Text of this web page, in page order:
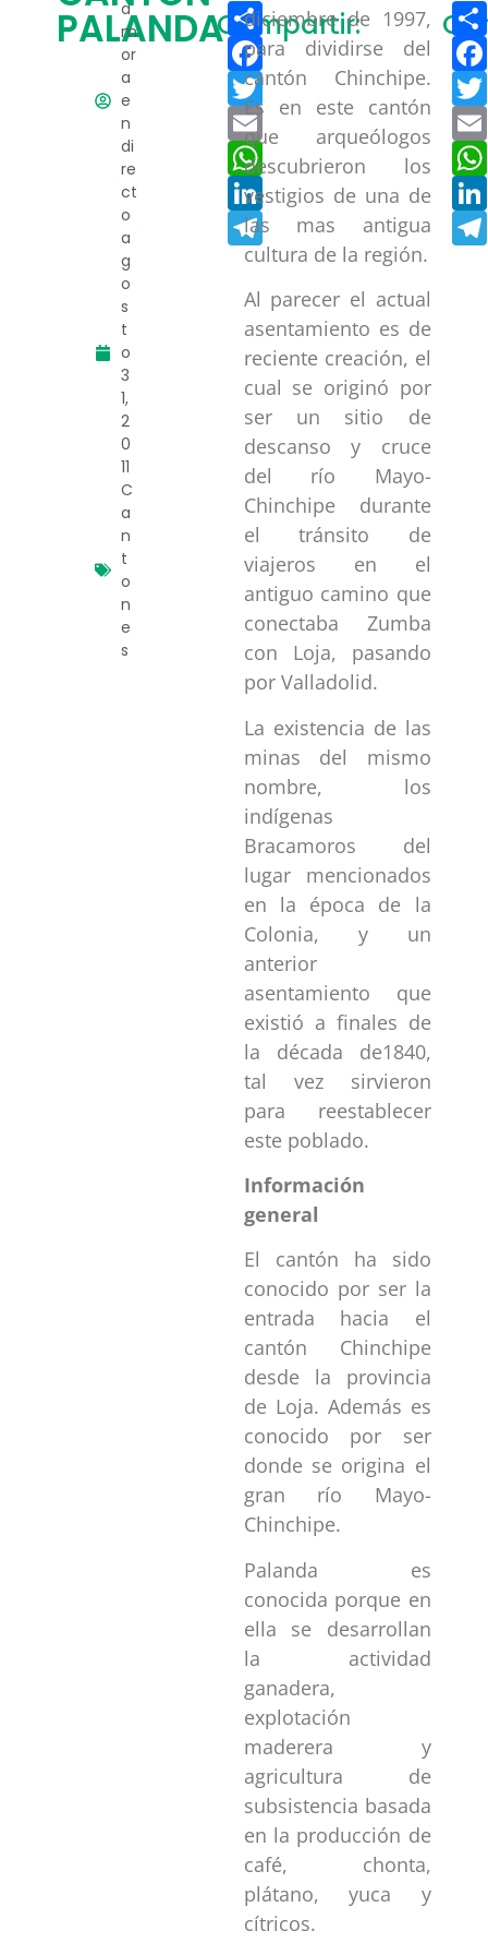
PALANDA
a
m
or
a
e
n
di
re
ct
o
a
g
o
s
t
o
3
1,
2
0
11
C
a
n
t
o
n
e
s
Compartir:
Compartir
Facebook
Twitter
Email
WhatsApp
LinkedIn
Telegram
diciembre de 1997,
para dividirse del
cantón Chinchipe.
Es en este cantón
que arqueólogos
descubrieron los
vestigios de una de
las mas antigua
cultura de la región.
Al parecer el actual
asentamiento es de
reciente creación, el
cual se originó por
ser un sitio de
descanso y cruce
del río Mayo-
Chinchipe durante
el tránsito de
viajeros en el
antiguo camino que
conectaba Zumba
con Loja, pasando
por Valladolid.
La existencia de las
minas del mismo
nombre, los
indígenas
Bracamoros del
lugar mencionados
en la época de la
Colonia, y un
anterior
asentamiento que
existió a finales de
la década de1840,
tal vez sirvieron
para reestablecer
este poblado.
Información
general
El cantón ha sido
conocido por ser la
entrada hacia el
cantón Chinchipe
desde la provincia
de Loja. Además es
conocido por ser
donde se origina el
gran río Mayo-
Chinchipe.
Palanda es
conocida porque en
ella se desarrollan
la actividad
ganadera,
explotación
maderera y
agricultura de
subsistencia basada
en la producción de
café, chonta,
plátano, yuca y
cítricos.